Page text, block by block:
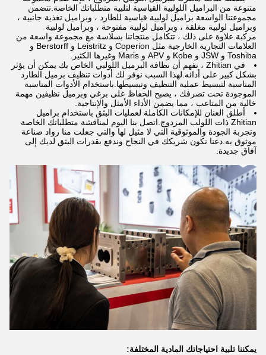
متنوعة من البراميل اللولبية القياسية لتلبية متطلباتك الخاصة.تتضمن
مجموعتنا الواسعة براميل لولبية قياسية للطارد ، وبراميل تغذية جانبية ،
وبراميل لولبية مغلقة ، وبراميل لولبية مفتوحة ، وبراميل لولبية
مركبة.علاوة على ذلك ، تتكامل منتجاتنا بسلاسة مع مجموعة واسعة من
العلامات التجارية الخارجية مثل Coperion و Leistritz و Berstorff و
Toshiba و JSW و Kobe و APV و Maris وغيرها الكثير.
في Zhitian ، نفهم أن نظافة البرميل اللولبي الخاص بك يمكن أن يؤثر
بشكل كبير على أدائه.لهذا السبب نوفر لك أدوات تنظيف برميل الطارد
المناسبة لتبسيط عملية التنظيف وتبسيطها.باستخدام الأدوات المناسبة
الموجودة تحت تصرفك ، يصبح الحفاظ على برغي وبرميل نظيفين مهمة
خالية من المتاعب ، مما يضمن الأداء الأمثل والإنتاجية.
أطلق العنان للإمكانات الكاملة لعمليات البثق باستخدام براميل
Zhitian ذات اللولب المزدوج.اتصل بنا اليوم لمناقشة متطلباتك الخاصة
وتجربة الجودة والموثوقية التي لا مثيل لها والتي جعلت منا رواد صناعة
موثوق به.دعنا نكون شريكك في النجاح وندفع بقدرات البثق لديك إلى
آفاق جديدة.
يمكننا تلبية احتياجاتك المادية المختلفة: